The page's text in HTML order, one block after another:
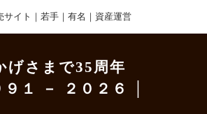
サイト｜若手｜有名｜資産運営
げさまで35周年
９１ － ２０２６ │